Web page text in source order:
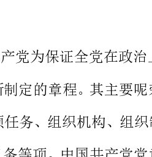
国共产党员的条件、权利、义务和义务等项。中国共产党党章是是中
每当我打开这个红色小本——《党章》的时候，心中会不